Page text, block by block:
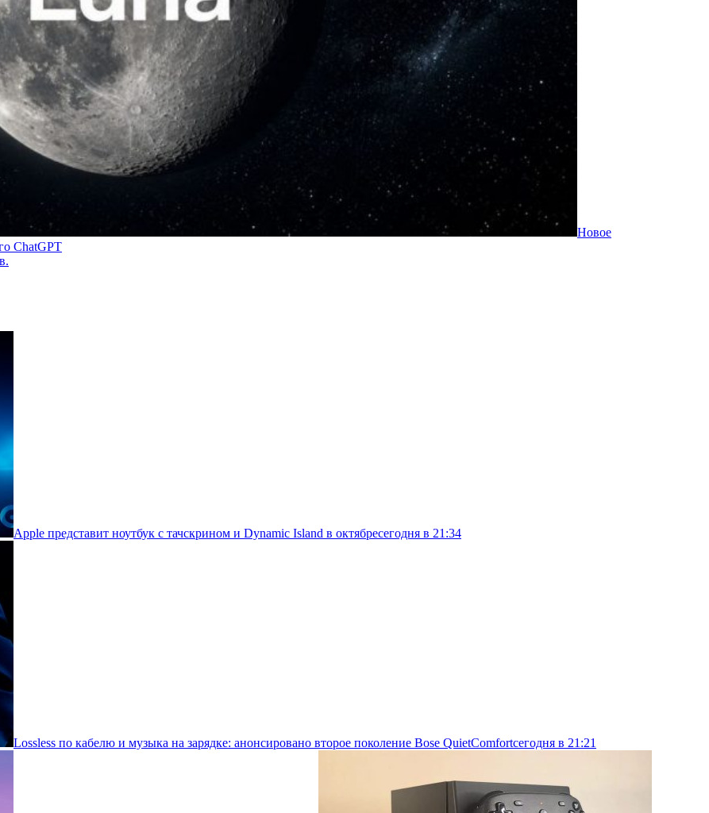
Новое
ChatGPT
Apple представит ноутбук с тачскрином и Dynamic Island в октябресегодня в 21:34
Lossless по кабелю и музыка на зарядке: анонсировано второе поколение Bose QuietComfortсегодня в 21:21